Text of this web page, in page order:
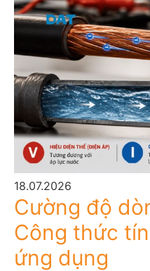
18.07.2026
Cường độ
Công thức
ứng dụng